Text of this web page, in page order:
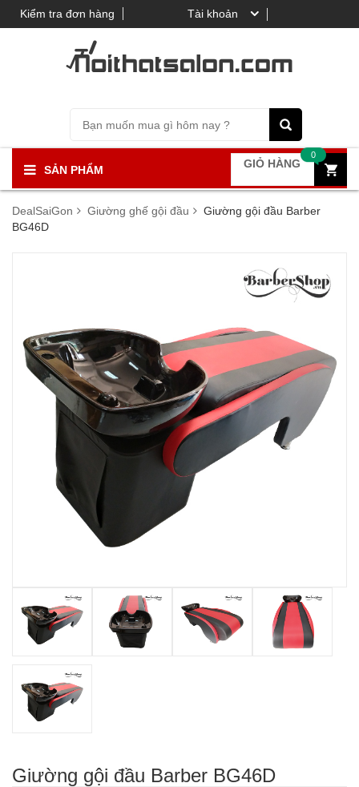
Tài khoản
Kiểm tra đơn hàng
SẢN PHẨM GIỎ HÀNG
0
DealSaiGon Giường ghế gội đầu
Giường gội đầu Barber
BG46D
Giường gội đầu Barber BG46D